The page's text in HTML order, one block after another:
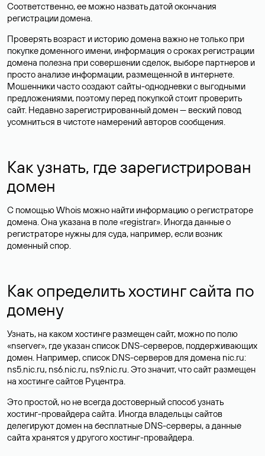
Соответственно, ее можно назвать датой окончания
регистрации домена.
Проверять возраст и историю домена важно не только при
покупке доменного имени, информация о сроках регистрации
домена полезна при совершении сделок, выборе партнеров и
просто анализе информации, размещенной в интернете.
Мошенники часто создают сайты-однодневки с выгодными
предложениями, поэтому перед покупкой стоит проверить
сайт. Недавно зарегистрированный домен — веский повод
усомниться в чистоте намерений авторов сообщения.
Как узнать, где зарегистрирован
домен
С помощью Whois можно найти информацию о регистраторе
домена. Она указана в поле «registrar». Иногда данные о
регистраторе нужны для суда, например, если возник
доменный спор.
Как определить хостинг сайта по
домену
Узнать, на каком хостинге размещен сайт, можно по полю
«nserver», где указан список DNS-серверов, поддерживающих
домен. Например, список DNS-серверов для домена nic.ru:
ns5.nic.ru, ns6.nic.ru, ns9.nic.ru. Это значит, что сайт размещен
на хостинге сайтов Руцентра.
Это простой, но не всегда достоверный способ узнать
хостинг-провайдера сайта. Иногда владельцы сайтов
делегируют домен на бесплатные DNS-серверы, а данные
сайта хранятся у другого хостинг-провайдера.